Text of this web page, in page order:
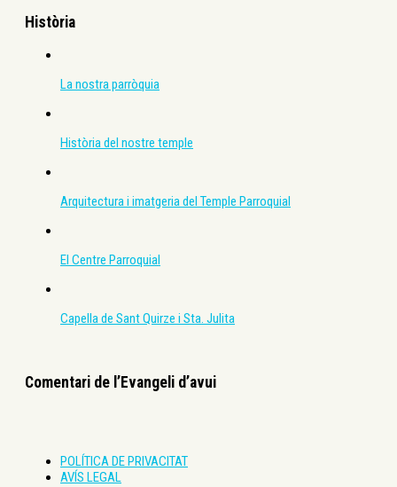
Història
La nostra parròquia
Història del nostre temple
Arquitectura i imatgeria del Temple Parroquial
El Centre Parroquial
Capella de Sant Quirze i Sta. Julita
Comentari de l’Evangeli d’avui
POLÍTICA DE PRIVACITAT
AVÍS LEGAL